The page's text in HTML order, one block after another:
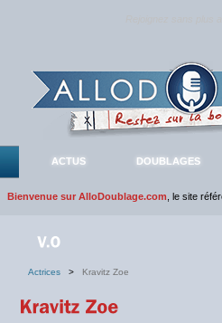
ACTUS DOUBLAGES
Bienvenue sur AlloDoublage.com , le site
Actrices > Kravitz Zoe